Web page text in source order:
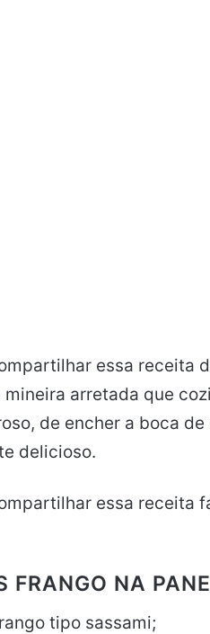
essa receita
mineira arretada que
de encher a boca
delicioso.
essa receita
FRANGO NA
tipo sassami;